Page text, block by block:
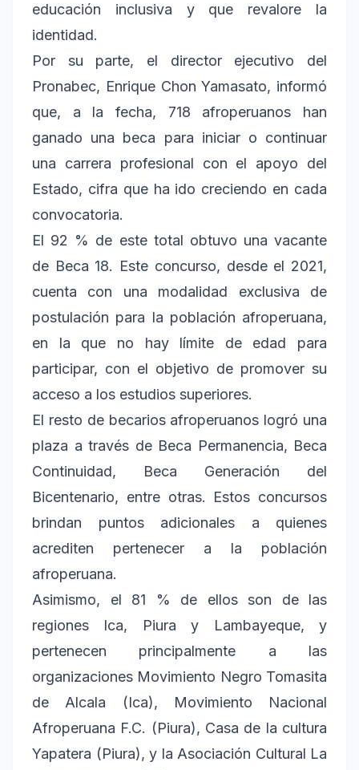
educación inclusiva y que revalore la
identidad.
Por su parte, el director ejecutivo del
Pronabec, Enrique Chon Yamasato, informó
que, a la fecha, 718 afroperuanos han
ganado una beca para iniciar o continuar
una carrera profesional con el apoyo del
Estado, cifra que ha ido creciendo en cada
convocatoria.
El 92 % de este total obtuvo una vacante
de Beca 18. Este concurso, desde el 2021,
cuenta con una modalidad exclusiva de
postulación para la población afroperuana,
en la que no hay límite de edad para
participar, con el objetivo de promover su
acceso a los estudios superiores.
El resto de becarios afroperuanos logró una
plaza a través de Beca Permanencia, Beca
Continuidad, Beca Generación del
Bicentenario, entre otras. Estos concursos
brindan puntos adicionales a quienes
acrediten pertenecer a la población
afroperuana.
Asimismo, el 81 % de ellos son de las
regiones Ica, Piura y Lambayeque, y
pertenecen principalmente a las
organizaciones Movimiento Negro Tomasita
de Alcala (Ica), Movimiento Nacional
Afroperuana F.C. (Piura), Casa de la cultura
Yapatera (Piura), y la Asociación Cultural La